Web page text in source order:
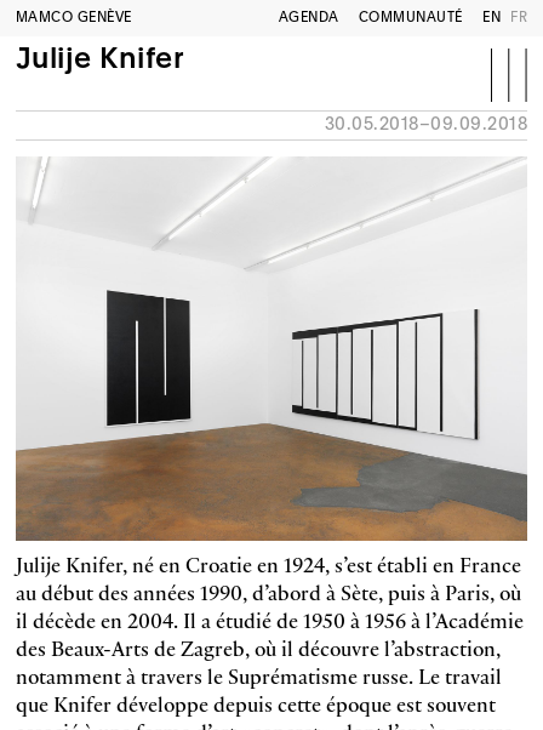
MAMCO GENÈVE AGENDA COMMUNAUTÉ EN FR
Julije Knifer
30.05.2018–09.09.2018
Julije Knifer, né en Croatie en 1924, s’est établi en France
au début des années 1990, d’abord à Sète, puis à Paris, où
il décède en 2004. Il a étudié de 1950 à 1956 à l’Académie
des Beaux-Arts de Zagreb, où il découvre l’abstraction,
notamment à travers le Suprématisme russe. Le travail
que Knifer développe depuis cette époque est souvent